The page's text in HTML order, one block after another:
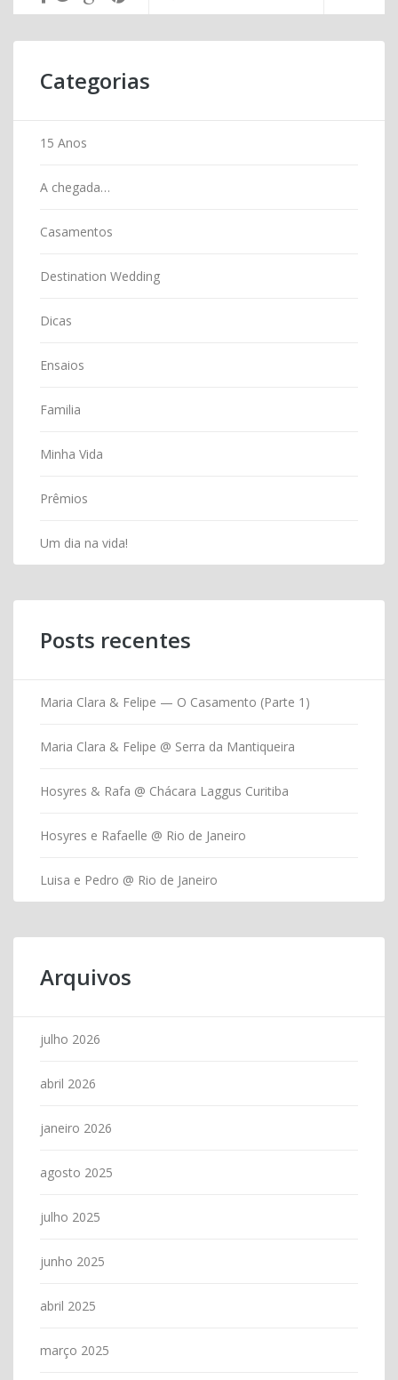
Categorias
15 Anos
A chegada…
Casamentos
Destination Wedding
Dicas
Ensaios
Familia
Minha Vida
Prêmios
Um dia na vida!
Posts recentes
Maria Clara & Felipe — O Casamento (Parte 1)
Maria Clara & Felipe @ Serra da Mantiqueira
Hosyres & Rafa @ Chácara Laggus Curitiba
Hosyres e Rafaelle @ Rio de Janeiro
Luisa e Pedro @ Rio de Janeiro
Arquivos
julho 2026
abril 2026
janeiro 2026
agosto 2025
julho 2025
junho 2025
abril 2025
março 2025